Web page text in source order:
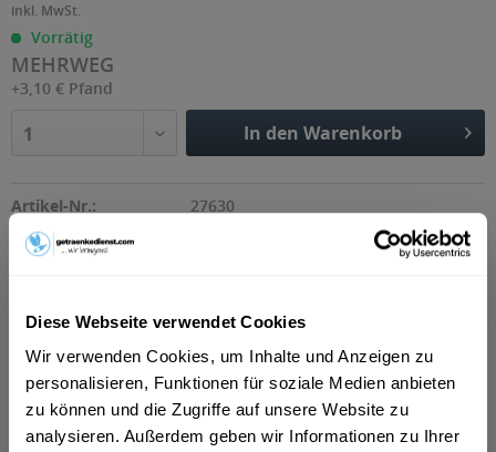
Diese Webseite verwendet Cookies
Wir verwenden Cookies, um Inhalte und Anzeigen zu
personalisieren, Funktionen für soziale Medien anbieten
zu können und die Zugriffe auf unsere Website zu
analysieren. Außerdem geben wir Informationen zu Ihrer
inkl. MwSt.
Vorrätig
MEHRWEG
+3,10 € Pfand
1 In den Warenkorb
Artikel-Nr.: 27630
Ein klassisches bayrisches Bier mit einem kräftigen
Geschmack und einer angenehmen Hopfennote....mehr
Zutaten und Allergene
Wasser, GERSTENMALZ, Hopfenextraktmehr